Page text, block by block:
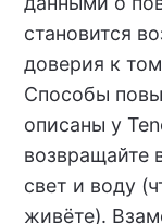
становится
доверия к
Способы
описаны у
возвращайте
свет и воду
живёте).